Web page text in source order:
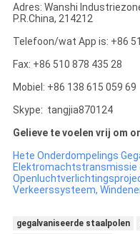
Adres: Wanshi
P.R.China, 214212
Telefoon/wat App is: +86
Fax: +86 510 878 435 28
Mobiel: +86 138 615 059 69
Skype: tangjia870124
Gelieve te voelen vrij om
Hete Onderdompelings
Elektromachtstransmissie
Verkeerssysteem,
gegalvaniseerde staalpolen